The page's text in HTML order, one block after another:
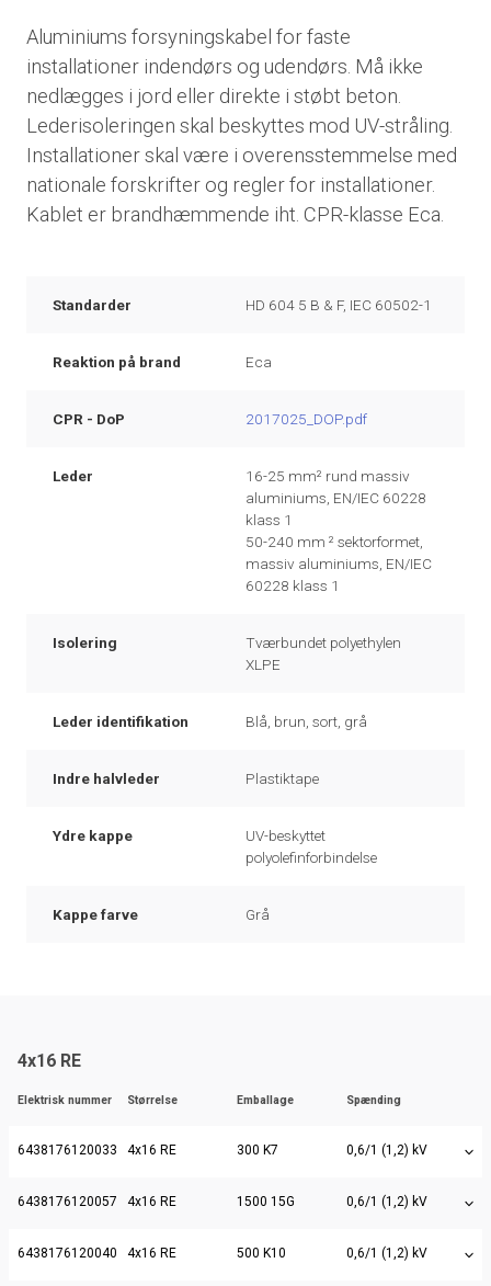
Aluminiums forsyningskabel for faste
installationer indendørs og udendørs. Må ikke
nedlægges i jord eller direkte i støbt beton.
Lederisoleringen skal beskyttes mod UV-stråling.
Installationer skal være i overensstemmelse med
nationale forskrifter og regler for installationer.
Kablet er brandhæmmende iht. CPR-klasse Eca.
Standarder HD 604 5 B & F, IEC 60502-1
Reaktion på brand Eca
CPR - DoP 2017025_DOP.pdf
Leder
16-25 mm² rund massiv
aluminiums, EN/IEC 60228
klass 1
50-240 mm ² sektorformet,
massiv aluminiums, EN/IEC
60228 klass 1
Isolering
Tværbundet polyethylen
XLPE
Leder identifikation Blå, brun, sort, grå
Indre halvleder Plastiktape
Ydre kappe
UV-beskyttet
polyolefinforbindelse
Kappe farve Grå
4x16 RE
Elektrisk nummer Størrelse Emballage Spænding
6438176120033 4x16 RE 300 K7 0,6/1 (1,2) kV
6438176120057 4x16 RE 1500 15G 0,6/1 (1,2) kV
6438176120040 4x16 RE 500 K10 0,6/1 (1,2) kV